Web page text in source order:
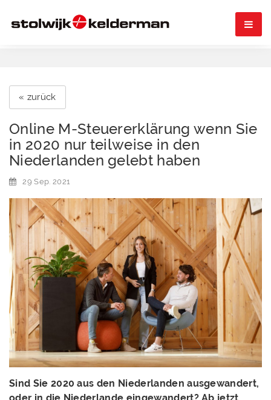

« zurück
Online M-Steuererklärung wenn Sie
in 2020 nur teilweise in den
Niederlanden gelebt haben
29 Sep. 2021
Sind Sie 2020 aus den Niederlanden ausgewandert,